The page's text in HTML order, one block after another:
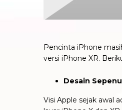
Pencinta iPhone
versi iPhone XR.
Desain
Visi Apple sejak awal